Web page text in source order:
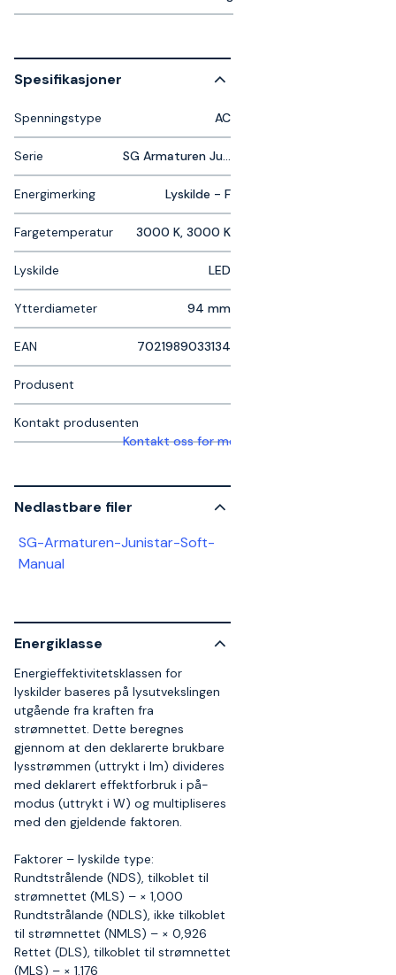
Spesifikasjoner
Spenningstype AC
Serie SG Armaturen Junistar Soft
Energimerking Lyskilde - F
Fargetemperatur 3000 K, 3000 K
Lyskilde LED
Ytterdiameter 94 mm
EAN 7021989033134
Produsent
Kontakt produsenten
Kontakt oss for mer informasjon
Nedlastbare filer
SG-Armaturen-Junistar-Soft-
Manual
Energiklasse
Energieffektivitetsklassen for
lyskilder baseres på lysutvekslingen
utgående fra kraften fra
strømnettet. Dette beregnes
gjennom at den deklarerte brukbare
lysstrømmen (uttrykt i lm) divideres
med deklarert effektforbruk i på-
modus (uttrykt i W) og multipliseres
med den gjeldende faktoren.
Faktorer – lyskilde type:
Rundtstrålende (NDS), tilkoblet til
strømnettet (MLS) – × 1,000
Rundtstrålande (NDLS), ikke tilkoblet
til strømnettet (NMLS) – × 0,926
Rettet (DLS), tilkoblet til strømnettet
(MLS) – × 1,176